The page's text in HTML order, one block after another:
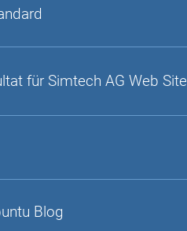
für Simtech AG Web Site
Blog